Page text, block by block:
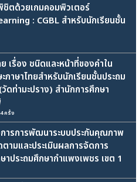
ตด้วยเกมคอมพิวเตอร์
: CGBL สำหรับนักเรียนชั้น
เรื่อง ชนิดและหน้าที่ของคำใน
ภาษาไทยสำหรับนักเรียนชั้นประถม
ดท่ามะปราง) สำนักการศึกษา
ครั้ง
การการพัฒนาระบบประกันคุณภาพ
ามและประเมินผลการจัดการ
ประถมศึกษากำแพงเพชร เขต 1